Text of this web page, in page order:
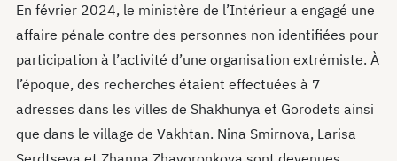
En février 2024, le ministère de l’Intérieur a engagé une
affaire pénale contre des personnes non identifiées pour
participation à l’activité d’une organisation extrémiste. À
l’époque, des recherches étaient effectuées à 7
adresses dans les villes de Shakhunya et Gorodets ainsi
que dans le village de Vakhtan. Nina Smirnova, Larisa